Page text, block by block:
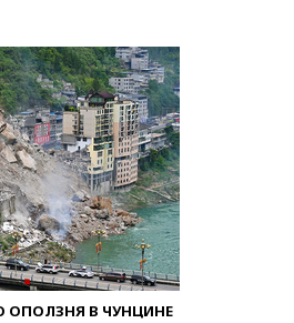
В ЧУНЦИНЕ